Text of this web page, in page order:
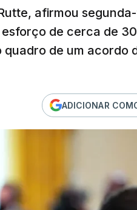
afirmou
de cerca de
de um acordo
ADICIONAR